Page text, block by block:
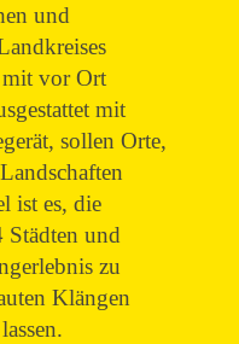
und
vor Ort
mit
sollen Orte,
ist es, die
Städten und
zu
Klängen